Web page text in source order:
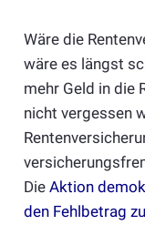
Wäre die
wäre es längst
mehr Geld in die
nicht vergessen
DieAktion
den Fehlbetrag